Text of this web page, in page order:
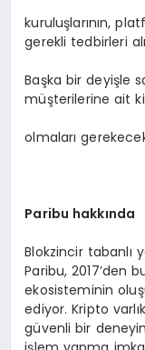
kuruluşlarının,
gerekli tedbirleri
Başka bir deyişle
müşterilerine ait
olmaları
Paribu hakkında
Blokzincir tabanlı
Paribu, 2017’den
ekosisteminin
ediyor. Kripto
güvenli bir